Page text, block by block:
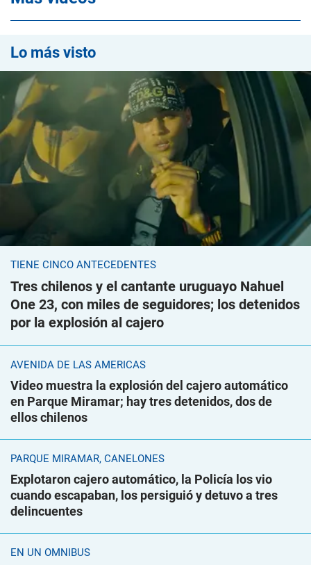
Lo más visto
TIENE CINCO ANTECEDENTES
Tres chilenos y el cantante uruguayo Nahuel
One 23, con miles de seguidores; los detenidos
por la explosión al cajero
AVENIDA DE LAS AMÉRICAS
Video muestra la explosión del cajero automático
en Parque Miramar; hay tres detenidos, dos de
ellos chilenos
PARQUE MIRAMAR, CANELONES
Explotaron cajero automático, la Policía los vio
cuando escapaban, los persiguió y detuvo a tres
delincuentes
EN UN ÓMNIBUS